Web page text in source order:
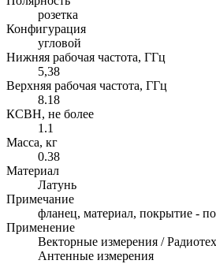
розетка
Конфигурация
угловой
Нижняя рабочая частота, ГГц
5,38
Верхняя рабочая частота, ГГц
8.18
КСВН, не более
1.1
Масса, кг
0.38
Материал
Латунь
Примечание
фланец, материал, покрытие -
Применение
Векторные измерения /
Антенные измерения